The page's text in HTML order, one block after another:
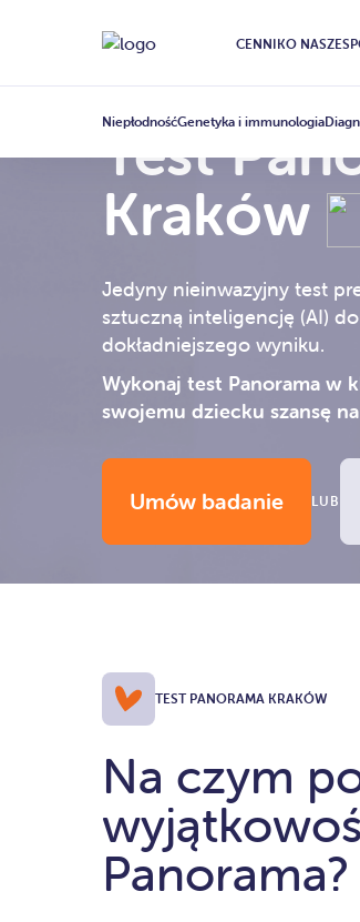
CENNIKO NAS
NiepłodnośćGenetyka i immunologia
Test
Kraków
Jedyny nieinwazyjny test
sztuczną inteligencję (AI)
dokładniejszego wyniku.
Wykonaj test Panorama w
swojemu dziecku szansę
Umów badanie LUB
TEST PANORAMA KRAKÓW
Na czym
Panorama?